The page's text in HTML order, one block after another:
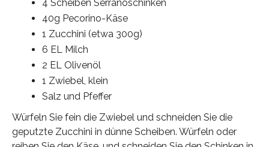
4 Scheiben Serranoschinken
40g Pecorino-Käse
1 Zucchini (etwa 300g)
6 EL Milch
2 EL Olivenöl
1 Zwiebel, klein
Salz und Pfeffer
Würfeln Sie fein die Zwiebel und schneiden Sie die
geputzte Zucchini in dünne Scheiben. Würfeln oder